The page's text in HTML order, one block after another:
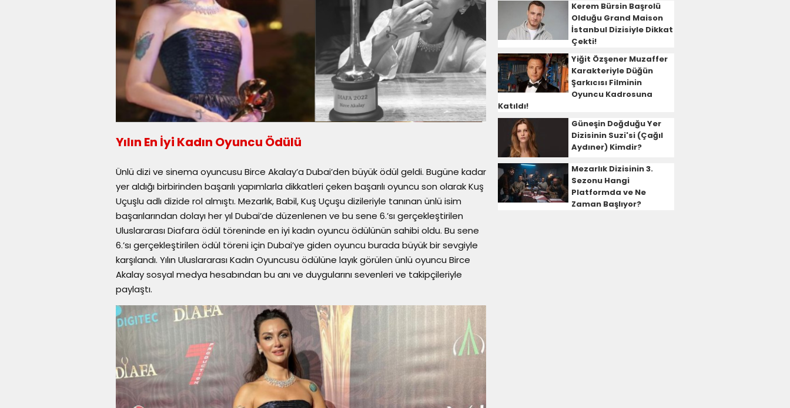
Yılın En İyi Kadın Oyuncu Ödülü
Ünlü dizi ve sinema oyuncusu Birce Akalay’a Dubai’den büyük ödül geldi. Bugüne kadar
yer aldığı birbirinden başarılı yapımlarla dikkatleri çeken başarılı oyuncu son olarak Kuş
Uçuşlu adlı dizide rol almıştı. Mezarlık, Babil, Kuş Uçuşu dizileriyle tanınan ünlü isim
başarılarından dolayı her yıl Dubai’de düzenlenen ve bu sene 6.’sı gerçekleştirilen
Uluslararası Diafara ödül töreninde en iyi kadın oyuncu ödülünün sahibi oldu. Bu sene
6.’sı gerçekleştirilen ödül töreni için Dubai’ye giden oyuncu burada büyük bir sevgiyle
karşılandı. Yılın Uluslararası Kadın Oyuncusu ödülüne layık görülen ünlü oyuncu Birce
Akalay sosyal medya hesabından bu anı ve duygularını sevenleri ve takipçileriyle
paylaştı.
Kerem Bürsin Başrolü
Olduğu Grand Maison
İstanbul Dizisiyle Dikkat
Çekti!
Yiğit Özşener Muzaffer
Karakteriyle Düğün
Şarkıcısı Filminin
Oyuncu Kadrosuna
Katıldı!
Güneşin Doğduğu Yer
Dizisinin Suzi'si (Çağıl
Aydıner) Kimdir?
Mezarlık Dizisinin 3.
Sezonu Hangi
Platformda ve Ne
Zaman Başlıyor?